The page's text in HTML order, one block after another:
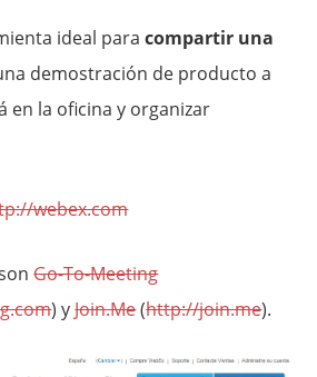
ideal paracompartir una
demostración de producto a
en la oficina y organizar
webex.com
Go-To-Meeting
) yJoin.Me(http://join.me).